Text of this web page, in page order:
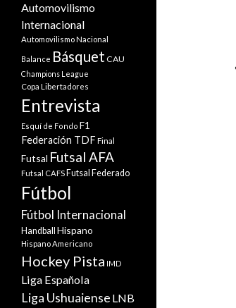
Automovilismo
Internacional
Automovilismo Nacional
Balance Básquet CAU
Champions League
Copa Libertadores
Entrevista
Esquí de Fondo F1
Federación TDF Final
Futsal Futsal AFA
Futsal CAFS Futsal Federado
Fútbol
Fútbol Internacional
Handball Hispano
Hispano Americano
Hockey Pista IMD
Liga Española
Liga Ushuaiense LNB